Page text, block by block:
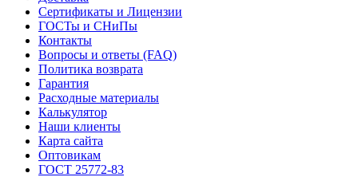
Сертификаты и Лицензии
ГОСТы и СНиПы
Контакты
Вопросы и ответы (FAQ)
Политика возврата
Гарантия
Расходные материалы
Калькулятор
Наши клиенты
Карта сайта
Оптовикам
ГОСТ 25772-83